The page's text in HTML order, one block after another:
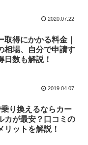
2020.07.22
取得にかかる料金｜
相場、自分で申請す
日数も解説！
2019.04.07
り換えるならカー
カが最安？口コミの
リットを解説！